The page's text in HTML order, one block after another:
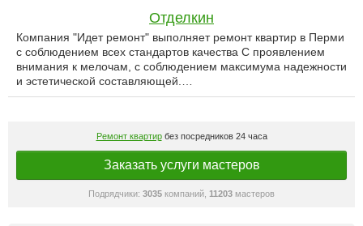
Отделкин
Компания "Идет ремонт" выполняет ремонт квартир в Перми
с соблюдением всех стандартов качества С проявлением
внимания к мелочам, с соблюдением максимума надежности
и эстетической составляющей.…
Ремонт квартирбез посредников 24 часа
Заказать услуги мастеров
Подрядчики: 3035 компаний, 11203 мастеров